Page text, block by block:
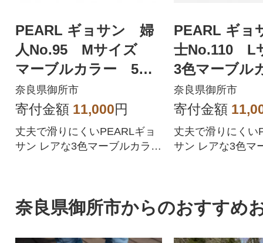
PEARL ギョサン 婦
人No.95 Mサイズ
マーブルカラー 5MB
W
奈良県御所市
寄付金額 11,000円
丈夫で滑りにくいPEARLギョ
サン レアな3色マーブルカラー
PEARL ギョサン 紳
士No.110
3色マーブルカ
KWY
奈良県御所市
寄付金額
丈夫で滑りにくい
サン レアな3色マ
奈良県御所市からのおすすめ